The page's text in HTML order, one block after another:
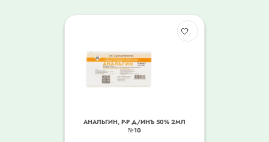
АНАЛЬГИН, Р-Р Д/ИНЪ 50% 2МЛ
№10